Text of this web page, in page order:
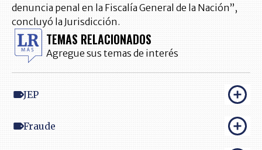
denuncia penal en la Fiscalía General de la Nación”,
concluyó la Jurisdicción.
TEMAS RELACIONADOS
Agregue sus temas de interés
JEP
Fraude